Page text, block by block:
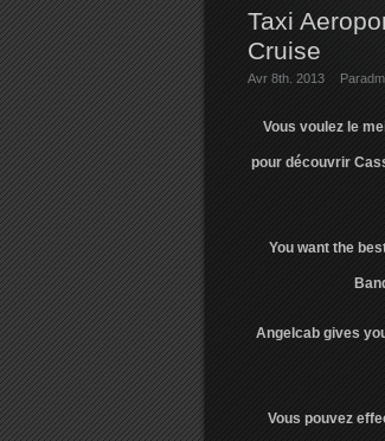
Taxi
Cruise
Avr 8th. 2013 Par
Vous voulez le
pour découvrir
You want the
Angelcab gives
Vous pouvez